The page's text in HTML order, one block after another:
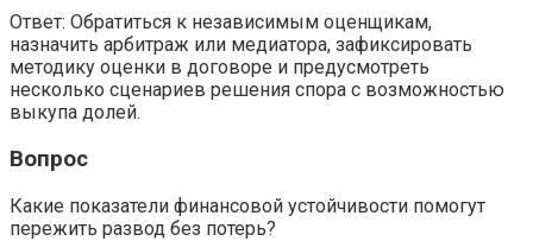
Ответ: Обратиться к независимым оценщикам,
назначить арбитраж или медиатора, зафиксировать
методику оценки в договоре и предусмотреть
несколько сценариев решения спора с возможностью
выкупа долей.
Вопрос
Какие показатели финансовой устойчивости помогут
пережить развод без потерь?